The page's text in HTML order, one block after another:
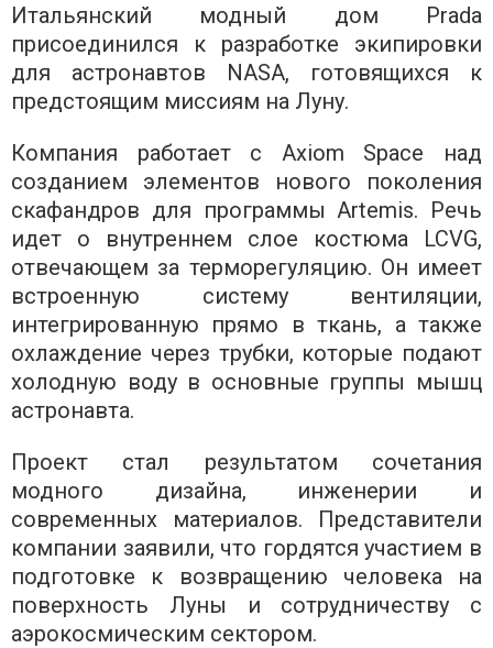
Итальянский модный дом Prada
присоединился к разработке экипировки
для астронавтов NASA, готовящихся к
предстоящим миссиям на Луну.
Компания работает с Axiom Space над
созданием элементов нового поколения
скафандров для программы Artemis. Речь
идет о внутреннем слое костюма LCVG,
отвечающем за терморегуляцию. Он имеет
встроенную систему вентиляции,
интегрированную прямо в ткань, а также
охлаждение через трубки, которые подают
холодную воду в основные группы мышц
астронавта.
Проект стал результатом сочетания
модного дизайна, инженерии и
современных материалов. Представители
компании заявили, что гордятся участием в
подготовке к возвращению человека на
поверхность Луны и сотрудничеству с
аэрокосмическим сектором.